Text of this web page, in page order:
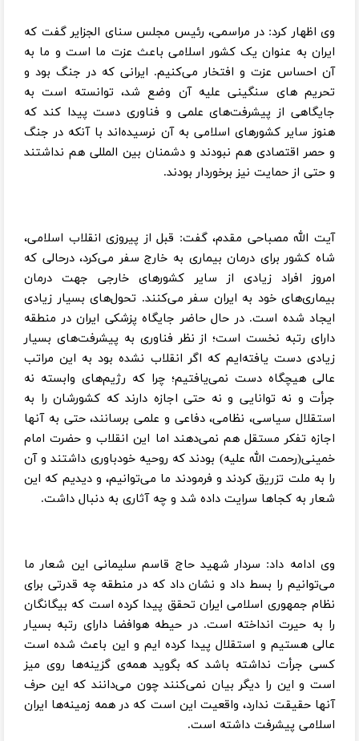
وی اظهار کرد: در مراسمی، رئیس مجلس سنای الجزایر گفت که
ایران به عنوان یک کشور اسلامی باعث عزت ما است و ما به
آن احساس عزت و افتخار می‌کنیم. ایرانی که در جنگ بود و
تحریم ‌های سنگینی علیه آن وضع شد، توانسته است به
جایگاهی از پیشرفت‌های علمی و فناوری دست پیدا کند که
هنوز سایر کشورهای اسلامی به آن نرسیده‌اند با آنکه در جنگ
و حصر اقتصادی هم نبودند و دشمنان بین المللی هم نداشتند
و حتی از حمایت نیز برخوردار بودند.
آیت الله مصباحی مقدم، گفت: قبل از پیروزی انقلاب اسلامی،
شاه کشور برای درمان بیماری به خارج سفر می‌کرد، درحالی که
امروز افراد زیادی از سایر کشور‌های خارجی جهت درمان
بیماری‌های خود به ایران سفر می‌کنند. تحول‌های بسیار زیادی
ایجاد شده است. در حال حاضر جایگاه پزشکی ایران در منطقه
دارای رتبه نخست است؛ از نظر فناوری به پیشرفت‌های بسیار
زیادی دست یافته‌ایم که اگر انقلاب نشده بود به این مراتب
عالی هیچگاه دست نمی‌یافتیم؛ چرا که رژیم‌های وابسته نه
جرأت و نه توانایی و نه حتی اجازه دارند که کشورشان را به
استقلال سیاسی، نظامی، دفاعی و علمی برسانند، حتی به آنها
اجازه تفکر مستقل هم نمی‌دهند اما این انقلاب و حضرت امام
خمینی(رحمت الله علیه) بودند که روحیه خودباوری داشتند و آن
را به ملت تزریق کردند و فرمودند ما می‌توانیم، و دیدیم که این
شعار به کجاها سرایت داده شد و چه آثاری به دنبال داشت.
وی ادامه داد: سردار شهید حاج قاسم سلیمانی این شعار ما
می‌توانیم را بسط داد و نشان داد که در منطقه چه قدرتی برای
نظام جمهوری اسلامی ایران تحقق پیدا کرده است که بیگانگان
را به حیرت انداخته است. در حیطه هوافضا دارای رتبه بسیار
عالی هستیم و استقلال پیدا کرده ایم و این باعث شده است
کسی جرأت نداشته باشد که بگوید همه‌ی گزینه‌ها روی میز
است و این را دیگر بیان نمی‌کنند چون می‌دانند که این حرف
آنها حقیقت ندارد، واقعیت این است که در همه زمینه‌ها ایران
اسلامی پیشرفت داشته است.